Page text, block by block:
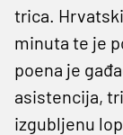
trica.
minuta te je
poena je
asistencija,
izgubljenu